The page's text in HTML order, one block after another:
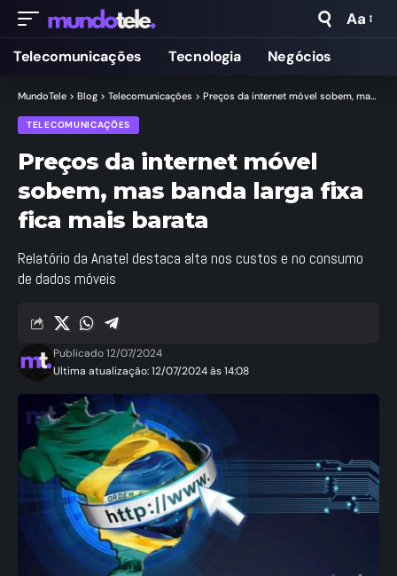
Aa
Telecomunicações Tecnologia Negócios
MundoTele > Blog > Telecomunicações > Preços da internet móvel sobem, mas banda larga fixa fica mais barata
TELECOMUNICAÇÕES
Preços da internet móvel
sobem, mas banda larga fixa
fica mais barata
Relatório da Anatel destaca alta nos custos e no consumo
de dados móveis
Ultima atualização: 12/07/2024 às 14:08
Publicado 12/07/2024